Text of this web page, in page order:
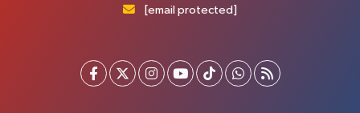
[email protected]